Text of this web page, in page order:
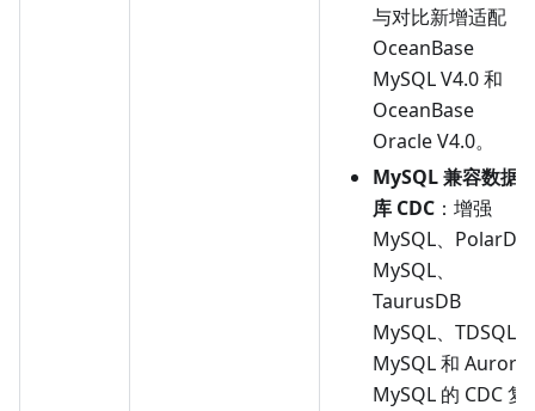
与对比新增适配
OceanBase
MySQL V4.0 和
OceanBase
Oracle V4.0。
MySQL 兼容数据
库 CDC ：增强
MySQL、PolarDB
MySQL、
TaurusDB
MySQL、TDSQL-C
MySQL 和 Aurora
MySQL 的 CDC 复